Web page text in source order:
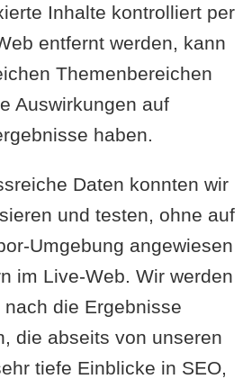
Inhalte kontrolliert per
entfernt werden, kann
Themenbereichen
Auswirkungen auf
haben.
Daten konnten wir
und testen, ohne auf
Umgebung angewiesen
im Live-Web. Wir werden
nach die Ergebnisse
die abseits von unseren
tiefe Einblicke in SEO,